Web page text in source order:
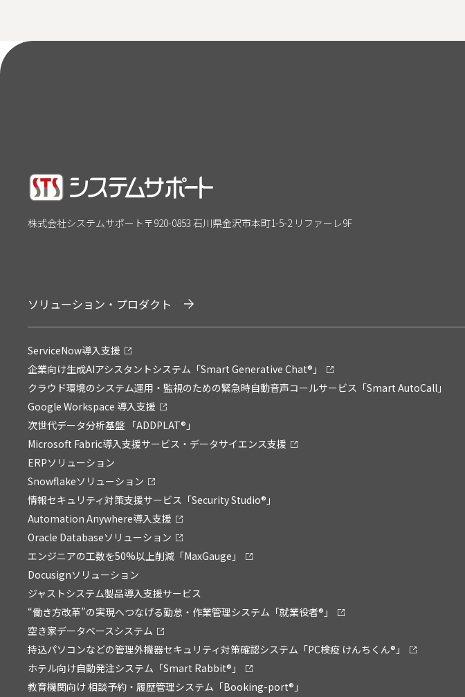
株式会社システムサポート 〒920-0853 石川県金沢市本町1-5-2 リファーレ9F
ソリューション・プロダクト
ServiceNow導入支援
企業向け生成AIアシスタントシステム「Smart Generative Chat®」
クラウド環境のシステム運用・監視のための緊急時自動音声コールサービス「Smart AutoCall」
Google Workspace 導入支援
次世代データ分析基盤 「ADDPLAT®」
Microsoft Fabric導入支援サービス・データサイエンス支援
ERPソリューション
Snowflakeソリューション
情報セキュリティ対策支援サービス「Security Studio®」
Automation Anywhere導入支援
Oracle Databaseソリューション
エンジニアの工数を50%以上削減「MaxGauge」
Docusignソリューション
ジャストシステム製品導入支援サービス
“働き方改革”の実現へつなげる勤怠・作業管理システム「就業役者®」
空き家データベースシステム
持込パソコンなどの管理外機器セキュリティ対策確認システム「PC検疫 けんちくん®」
ホテル向け自動発注システム「Smart Rabbit®」
教育機関向け 相談予約・履歴管理システム「Booking-port®」